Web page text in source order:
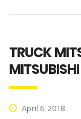
TRUCK
MITSUBISHI
April 6, 2018